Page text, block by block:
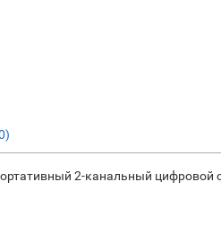
2-канальный цифровой